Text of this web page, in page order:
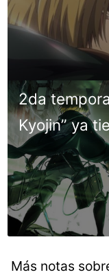
2da
Kyojin” ya
Más notas